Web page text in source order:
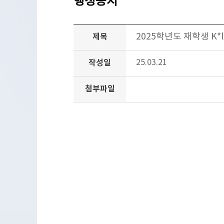
제목 2025학년도 재학생
작성일 25.03.21
첨부파일